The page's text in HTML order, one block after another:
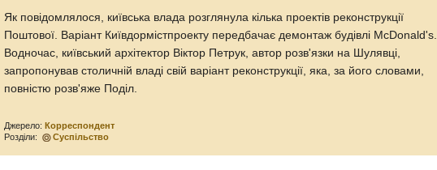
Як повідомлялося, київська влада розглянула кілька проектів реконструкції
Поштової. Варіант Київдормістпроекту передбачає демонтаж будівлі McDonald's.
Водночас, київський архітектор Віктор Петрук, автор розв'язки на Шулявці,
запропонував столичній владі свій варіант реконструкції, яка, за його словами,
повністю розв'яже Поділ.
Джерело:Корреспондент
Розділи:
Суспільство